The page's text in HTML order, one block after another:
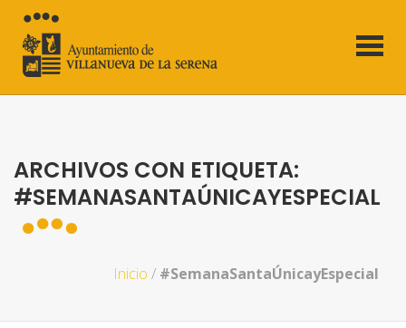
ARCHIVOS CON ETIQUETA:
#SEMANASANTAÚNICAYESPECIAL
Inicio / #SemanaSantaÚnicayEspecial